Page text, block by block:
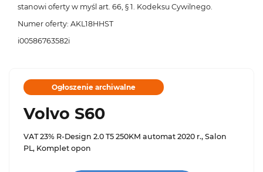
stanowi oferty w myśl art. 66, § 1. Kodeksu Cywilnego.
Numer oferty: AKL18HHST
i00586763582i
Ogłoszenie archiwalne
Volvo S60
VAT 23% R-Design 2.0 T5 250KM automat 2020 r., Salon
PL, Komplet opon